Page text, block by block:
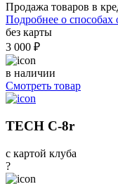
Продажа товаров в
Подробнее о способах
без карты
3 000 ₽
в наличии
Смотреть товар
TECH C-8r
с картой клуба
?